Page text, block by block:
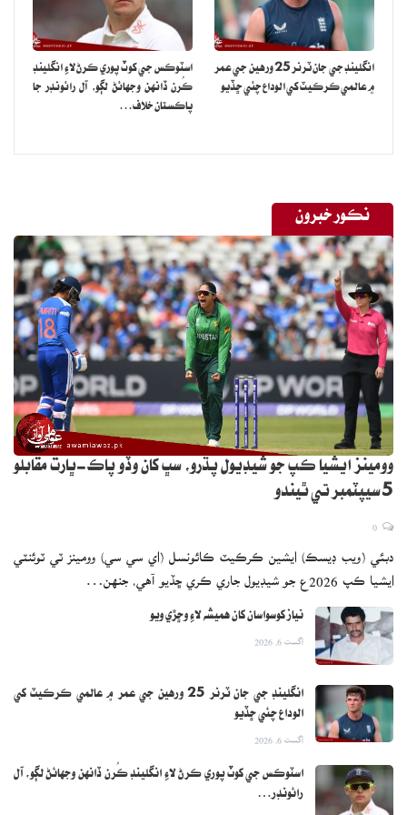
انگلينڊ جي جان ٽرنر 25 ورهين جي عمر
۾ عالمي ڪرڪيٽ کي الوداع چئي ڇڏيو
اسٽوڪس جي کوٽ پوري ڪرڻ لاءِ انگلينڊ
ڪُرن ڏانهن وجهائڻ لڳو، آل رائونڊر جا
پاڪستان خلاف…
نڪور خبرون
وومينز ايشيا ڪپ جو شيڊيول پڌرو، سڀ کان وڏو پاڪ-ڀارت مقابلو
5 سيپٽمبر تي ٿيندو
دبئي (ويب ڊيسڪ) ايشين ڪرڪيٽ ڪائونسل (اي سي سي) وومينز ٽي ٽوئنٽي
ايشيا ڪپ 2026ع جو شيڊيول جاري ڪري ڇڏيو آهي، جنهن…
نياز کوسواسان کان هميشه لاءِ وڇڙي ويو
اگست 6, 2026
انگلينڊ جي جان ٽرنر 25 ورهين جي عمر ۾ عالمي ڪرڪيٽ کي
الوداع چئي ڇڏيو
اگست 6, 2026
اسٽوڪس جي کوٽ پوري ڪرڻ لاءِ انگلينڊ ڪُرن ڏانهن وجهائڻ لڳو، آل
رائونڊر…